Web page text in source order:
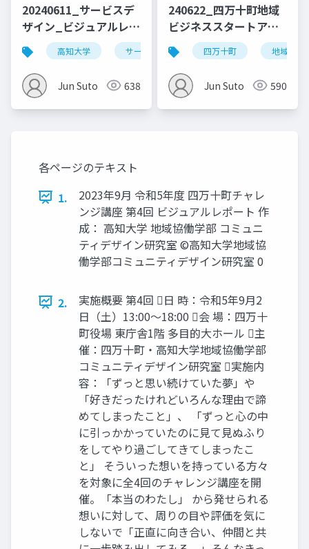
20240611_サービスデ
ザイン_ビジュアルレポ
ート_Day2_公開用
高知大学 サービスデザイン デザイン思考
Jun Suto 638
240622_四万十町地域
ビジネススタートアッ
ププログラム_vol.1
四万十町 地域ビジ
Jun Suto 590
各ページのテキスト
1.
2023年9月 令和5年度 四万十町チャレ
ンジ講座 第4回 ビジュアルレポート 作
成： 高知大学 地域協働学部 コミュニ
ティデザイン研究室 ©高知大学地域協
働学部コミュニティデザイン研究室 0
2.
実施概要 第4回 日 時：令和5年9月2
日（土）13:00〜18:00 会 場：四万十
町役場 東庁舎1階 多目的大ホール 主
催：四万十町・高知大学地域協働学部
コミュニティデザイン研究室 実施内
容：「ずっと思い続けていた夢」や
「好きだったけれどいろんな理由で諦
めてしまったこと」、 「ずっと心の中
に引っかかっていたのに見て見ぬふり
をしてやり過ごしてきてしまったこ
と」 そういった想いを持っている方々
を対象に全4回のチャレンジ講座を開
催。「本当のわたし」 から発せられる
想いに対して、周りの目や評価を気に
しないで「正直に向き合い、仲間と共